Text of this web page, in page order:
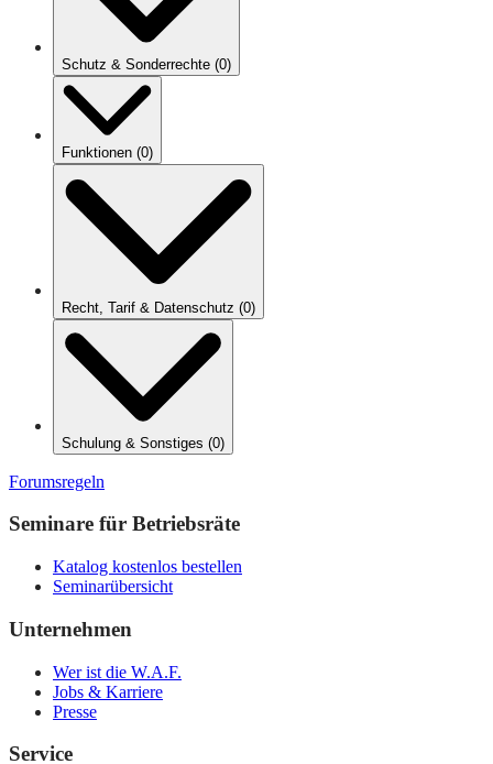
Schutz & Sonderrechte (0)
Funktionen (0)
Recht, Tarif & Datenschutz (0)
Schulung & Sonstiges (0)
Forumsregeln
Seminare für Betriebsräte
Katalog kostenlos bestellen
Seminarübersicht
Unternehmen
Wer ist die W.A.F.
Jobs & Karriere
Presse
Service